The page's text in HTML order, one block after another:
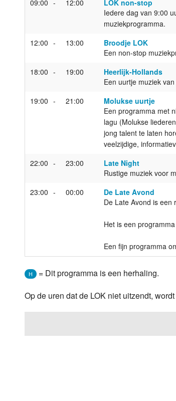
Vrijdag
Zondag
Luister LOK Live
LOK schijf
09:00 12:00
LOK non-stop
Iedere dag van 9:00
muziekprogramma.
12:00
13:00
Broodje LOK
Een non-stop
18:00
19:00
Heerlijk-Hollands
Een uurtje muziek
19:00
21:00
Molukse uurtje
Een programma met
lagu (Molukse
jong talent te laten
veelzijdige,
22:00
23:00
Late Night
Rustige muziek voor
23:00
00:00
De Late Avond
De Late Avond is
Het is een
Een fijn programma
H = Dit programma is een herhaling.
Op de uren dat de LOK niet uitzendt,